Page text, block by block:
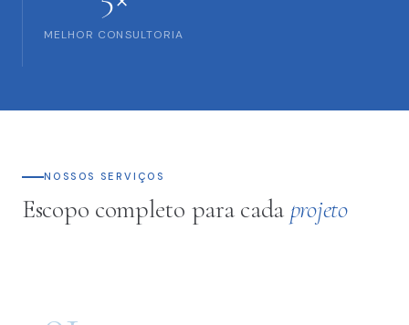
MELHOR CONSULTORIA
NOSSOS SERVIÇOS
Escopo completo para cada projeto